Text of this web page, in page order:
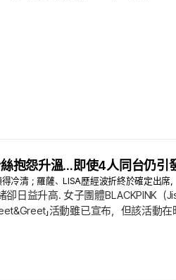
絲抱怨升溫…即使4人同台仍引
清；羅薩、LISA歷經波折終於確定出席
日益升高. 女子團體BLACKPINK（
」活動雖已宣布，但該活動